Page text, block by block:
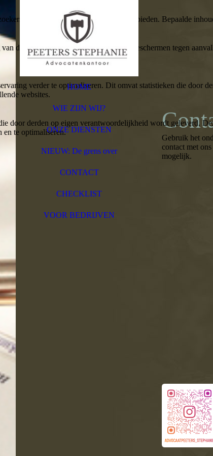
HOME
WIE ZIJN WIJ?
ONZE DIENSTEN
NIEUW: De grens over
CONTACT
CHECKLIST
VOOR BEDRIJVEN
Gebruik het
contact met
mogelijk.
een optimale gebruikerservaring te bieden. Bepaalde
de website, bijvoorbeeld om deze te beschermen tegen
verder te optimaliseren. Dit omvat statistieken die door
websites.
door derden op eigen verantwoordelijkheid wordt geleverd.
en te optimaliseren.